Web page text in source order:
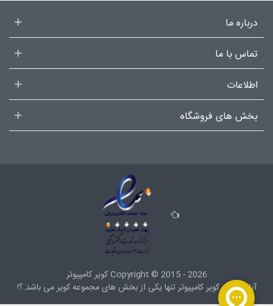
درباره ما
تماس با ما
اطلاعات
بخش های فروشگاه
Copyright © 2015 - 2026
کویر کامپیوتر
آیا میدانید کویر کامپیوتر تنها یکی از بخش هایمجموعه کویرمی باشد.؟!